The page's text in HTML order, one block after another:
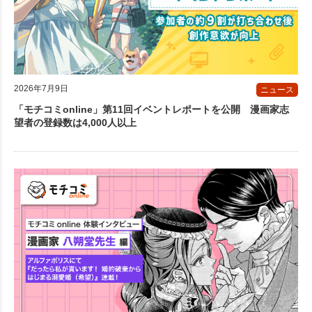
2026年7月9日 ニュース
「モチコミonline」第11回イベントレポートを公開 漫画家志
望者の登録数は4,000人以上